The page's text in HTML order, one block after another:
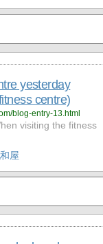
yesterday
centre)
blog-entry-13.html
visiting the fitness
屋